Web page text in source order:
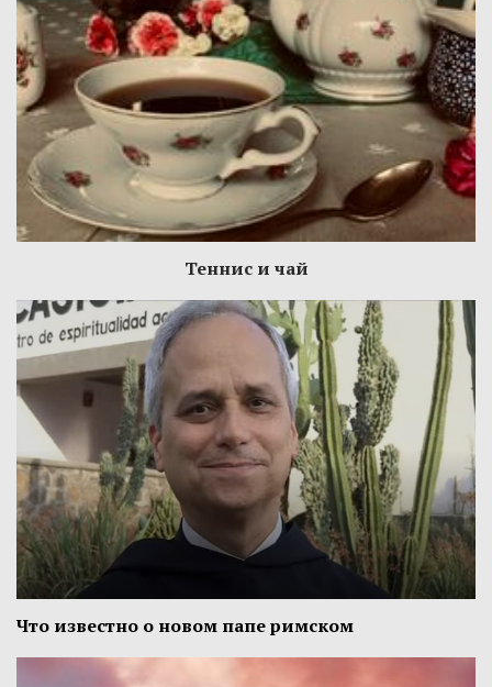
Теннис и чай
Что известно о новом папе римском